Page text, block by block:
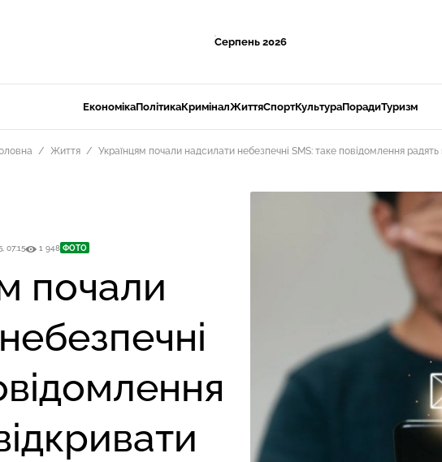
Серпень 2026
ЕкономікаПолітикаКриміналЖиттяСпортКультураПорадиТуризм
Життя Українцям почали надсилати небезпечні SMS: таке повідомлення радять
07:15 1 948 ФОТО
почали